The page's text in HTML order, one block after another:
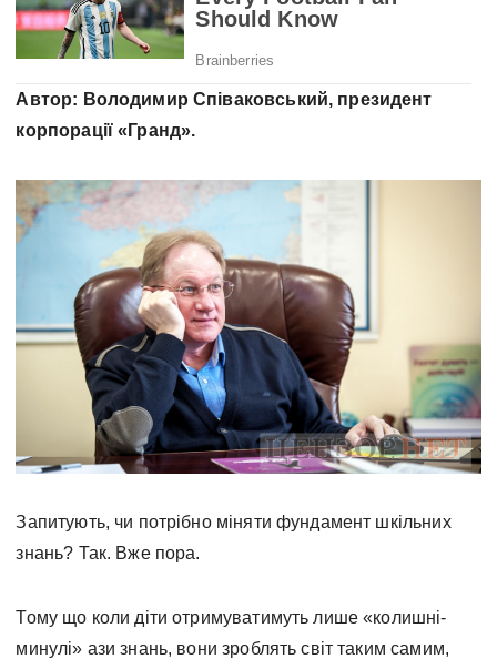
Автор: Володимир Співаковський, президент
корпорації «Гранд».
Запитують, чи потрібно міняти фундамент шкільних
знань? Так. Вже пора.
Тому що коли діти отримуватимуть лише «колишні-
минулі» ази знань, вони зроблять світ таким самим,